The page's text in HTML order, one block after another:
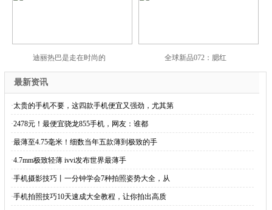
迪丽热巴是走在时尚的 全球新品072：腮红
最新资讯
·太贵的手机不要，这四款手机便宜又强劲，尤其第
·2478元！最便宜骁龙855手机，网友：谁都
·最薄至4.75毫米！细数当年五款薄到极致的手
·4.7mm极致轻薄 ivvi发布世界最薄手
·手机摄影技巧丨一分钟学会7种拍照姿势大全，从
·手机拍照技巧10天速成大全教程，让你拍出高质